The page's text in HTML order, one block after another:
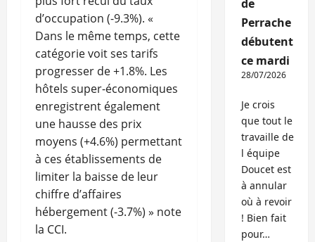
d’occupation (-9.3%). «
Dans le même temps, cette
catégorie voit ses tarifs
progresser de +1.8%. Les
hôtels super-économiques
enregistrent également
une hausse des prix
moyens (+4.6%) permettant
à ces établissements de
limiter la baisse de leur
chiffre d’affaires
hébergement (-3.7%) » note
la CCI.
de
Perrache
débutent
ce mardi
28/07/2026
Je crois
que tout le
travaille de
l équipe
Doucet est
à annular
où à revoir
! Bien fait
pour…